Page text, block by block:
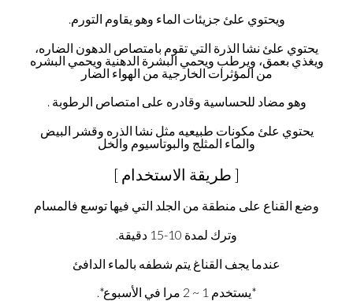
ويحتوي علئ جزيئات الماء وهو يقاوم التورم.
يحتوي علئ نشا الذرة التي تقوم بامتصاص الدهون الضاره،
ويغذي بعمق، ويرطب ويحمي البشرة الدهنية ويحمي البشره
من المؤثرات الخارجية من الهواء الضار
وهو مضاد للحساسية وقادره على امتصاص الرطوبة .
يحتوي علئ مكونات طبيعيه مثل نشا الذره وقشر البيض
والماء المثلج والبوتاسيوم والخل
[ طريقة الاستخدام ]
وضع القناع على منطقة من الجلد التي فيها توسع فالمسام
وترك لمدة 10-15 دقيقة.
عندما يجف القناغ يتم شطفه بالماء الدافئ
*يستخدم 1 ~ 2 مرا في الأسبوع*.